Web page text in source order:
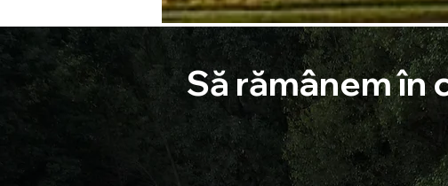
Să rămânem în